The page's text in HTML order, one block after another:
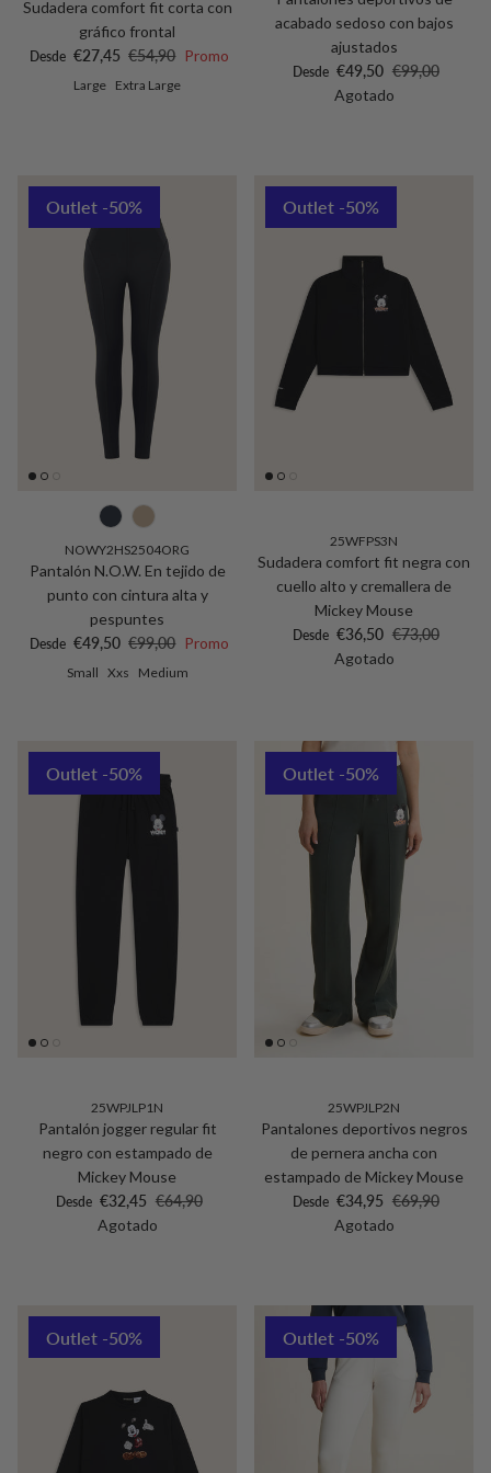
Sudadera comfort fit corta con
gráfico frontal
Precio de venta
Desde €27,45 Precio normal
€54,90 Promo
Large Extra Large
acabado sedoso con bajos
ajustados
Precio de venta
Desde €49,50 Precio normal
€99,00
Agotado
Outlet -50%
NOWY2HS2504ORG
Pantalón N.O.W. En tejido de
punto con cintura alta y
pespuntes
Precio de venta
Desde €49,50 Precio normal
€99,00 Promo
Small Xxs Medium
Outlet -50%
25WFPS3N
Sudadera comfort fit negra con
cuello alto y cremallera de
Mickey Mouse
Precio de venta
Desde €36,50 Precio normal
€73,00
Agotado
Outlet -50%
25WPJLP1N
Pantalón jogger regular fit
negro con estampado de
Mickey Mouse
Precio de venta
Desde €32,45 Precio normal
€64,90
Agotado
Outlet -50%
25WPJLP2N
Pantalones deportivos negros
de pernera ancha con
estampado de Mickey Mouse
Precio de venta
Desde €34,95 Precio normal
€69,90
Agotado
Outlet -50% Outlet -50%